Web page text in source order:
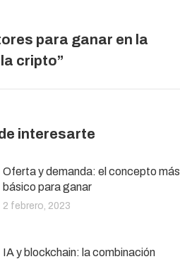
para ganar en la
cripto”
interesarte
Oferta y demanda: el concepto más
básico para ganar
2 febrero, 2023
IA y blockchain: la combinación